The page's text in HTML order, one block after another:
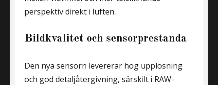
perspektiv direkt i luften.
Bildkvalitet och sensorprestanda
Den nya sensorn levererar hög upplösning
och god detaljåtergivning, särskilt i RAW-